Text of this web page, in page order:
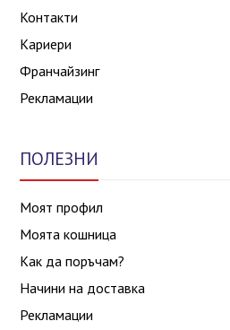
Контакти
Кариери
Франчайзинг
Рекламации
ПОЛЕЗНИ
Моят профил
Моята кошница
Как да поръчам?
Начини на доставка
Рекламации